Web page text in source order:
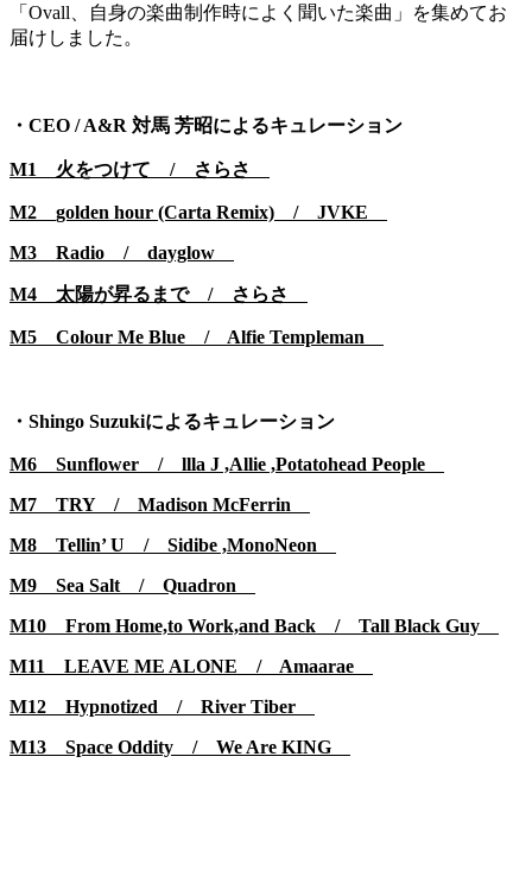
「Ovall、自身の楽曲制作時によく聞いた楽曲」を集めてお
届けしました。
・CEO / A&R 対馬 芳昭によるキュレーション
M1 火をつけて / さらさ
M2 golden hour (Carta Remix) / JVKE
M3 Radio / dayglow
M4 太陽が昇るまで / さらさ
M5 Colour Me Blue / Alfie Templeman
・Shingo Suzukiによるキュレーション
M6 Sunflower / llla J ,Allie ,Potatohead People
M7 TRY / Madison McFerrin
M8 Tellin’ U / Sidibe ,MonoNeon
M9 Sea Salt / Quadron
M10 From Home,to Work,and Back / Tall Black Guy
M11 LEAVE ME ALONE / Amaarae
M12 Hypnotized / River Tiber
M13 Space Oddity / We Are KING